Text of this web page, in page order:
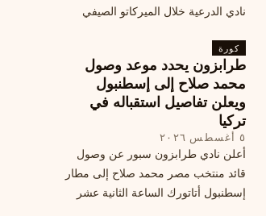
نادي الدرعية خلال الميركاتو الصيفي
هذا الانتقال، وسط تقارير تفيد أن الهلال
يرحب بفراقته.
كورة
طرابزون يحدد موعد وصول
محمد صلاح إلى إسطنبول
ويعلن تفاصيل استقباله في
تركيا
٥ أغسطس ٢٠٢٦
أعلن نادي طرابزون سبور عن وصول
قائد منتخب مصر محمد صلاح إلى مطار
إسطنبول أتاتورك الساعة الثانية عشر